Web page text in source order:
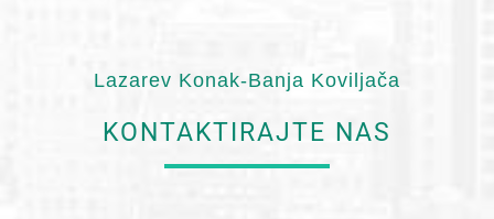
Lazarev Konak-Banja Koviljača
KONTAKTIRAJTE NAS